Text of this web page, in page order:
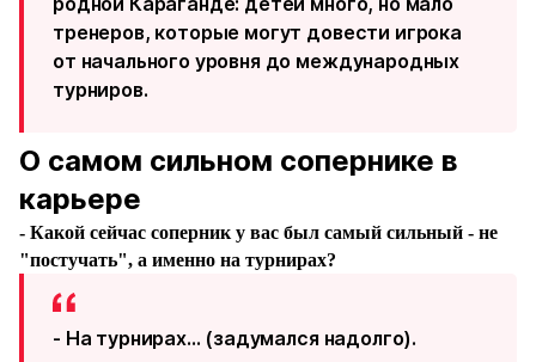
тренеров, которые могут довести игрока
от начального уровня до международных
турниров.
О самом сильном сопернике в
карьере
- Какой сейчас соперник у вас был самый сильный - не
"постучать", а именно на турнирах?
- На турнирах... (задумался надолго).